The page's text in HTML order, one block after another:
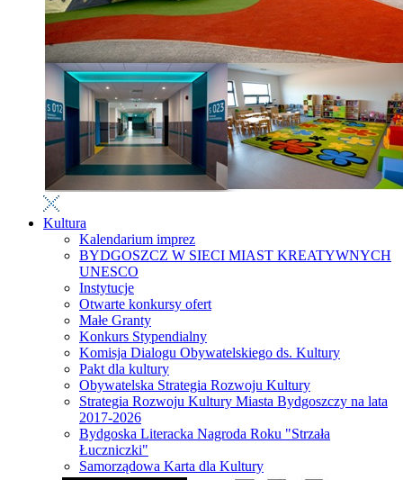
Kultura
Kalendarium imprez
BYDGOSZCZ W SIECI MIAST KREATYWNYCH
UNESCO
Instytucje
Otwarte konkursy ofert
Małe Granty
Konkurs Stypendialny
Komisja Dialogu Obywatelskiego ds. Kultury
Pakt dla kultury
Obywatelska Strategia Rozwoju Kultury
Strategia Rozwoju Kultury Miasta Bydgoszczy na lata
2017-2026
Bydgoska Literacka Nagroda Roku "Strzała
Łuczniczki"
Samorządowa Karta dla Kultury